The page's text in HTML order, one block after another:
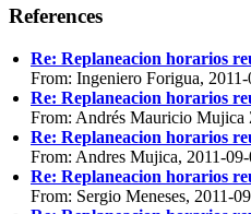
References
Re: Replaneacion horarios
From: Ingeniero Forigua, 2011-
Re: Replaneacion horarios
From: Andrés Mauricio Mujica
Re: Replaneacion horarios
From: Andres Mujica, 2011-09-
Re: Replaneacion horarios
From: Sergio Meneses, 2011-